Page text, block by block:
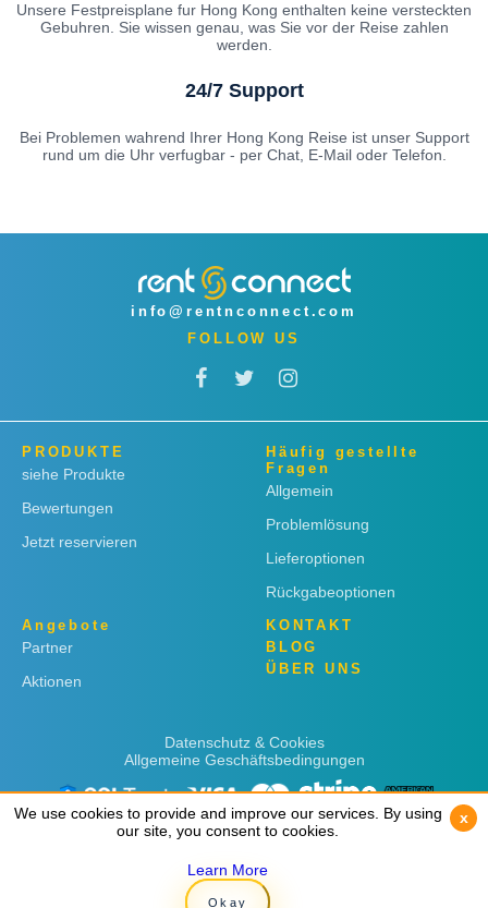
Unsere Festpreisplane fur Hong Kong enthalten keine versteckten
Gebuhren. Sie wissen genau, was Sie vor der Reise zahlen
werden.
24/7 Support
Bei Problemen wahrend Ihrer Hong Kong Reise ist unser Support
rund um die Uhr verfugbar - per Chat, E-Mail oder Telefon.
info@rentnconnect.com
FOLLOW US
PRODUKTE
siehe Produkte
Bewertungen
Jetzt reservieren
Häufig gestellte
Fragen
Allgemein
Problemlösung
Lieferoptionen
Rückgabeoptionen
Angebote
Partner
Aktionen
KONTAKT
BLOG
ÜBER UNS
Datenschutz & Cookies
Allgemeine Geschäftsbedingungen
Copyright © 2019 Rent 'n Connect
We use cookies to provide and improve our services. By using
our site, you consent to cookies.
Learn More
Okay
x
We use cookies to provide and improve our services. By using
our site, you consent to cookies.
Learn More
Okay
x